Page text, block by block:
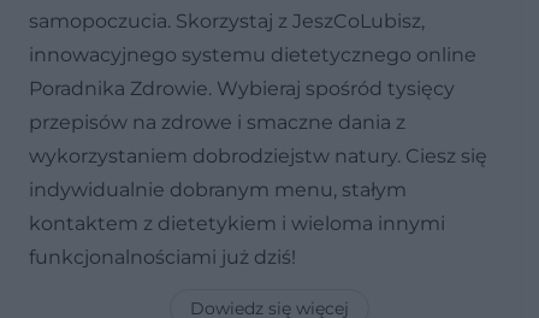
samopoczucia. Skorzystaj z JeszCoLubisz,
innowacyjnego systemu dietetycznego online
Poradnika Zdrowie. Wybieraj spośród tysięcy
przepisów na zdrowe i smaczne dania z
wykorzystaniem dobrodziejstw natury. Ciesz się
indywidualnie dobranym menu, stałym
kontaktem z dietetykiem i wieloma innymi
funkcjonalnościami już dziś!
Dowiedz się więcej